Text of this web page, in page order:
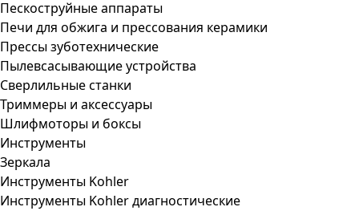
Пескоструйные аппараты
Печи для обжига и прессования керамики
Прессы зуботехнические
Пылевсасывающие устройства
Сверлильные станки
Триммеры и аксессуары
Шлифмоторы и боксы
Инструменты
Зеркала
Инструменты Kohler
Инструменты Kohler диагностические